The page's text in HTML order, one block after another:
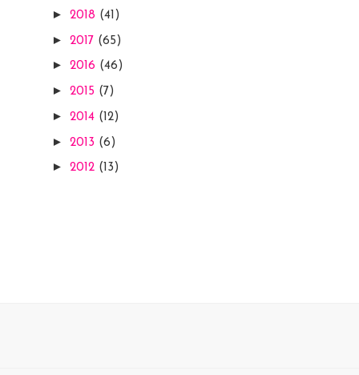
► 2018 (41)
► 2017 (65)
► 2016 (46)
► 2015 (7)
► 2014 (12)
► 2013 (6)
► 2012 (13)